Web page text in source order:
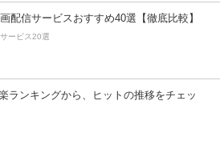
配信サービスおすすめ40選【徹底比較】
ービス20選
ランキングから、ヒットの推移をチェッ